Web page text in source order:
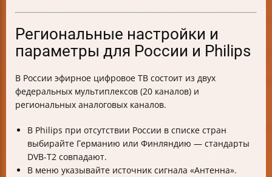
Региональные настройки и
параметры для России и Philips
В России эфирное цифровое ТВ состоит из двух
федеральных мультиплексов (20 каналов) и
региональных аналоговых каналов.
В Philips при отсутствии России в списке стран
выбирайте Германию или Финляндию — стандарты
DVB-T2 совпадают.
В меню указывайте источник сигнала «Антенна».